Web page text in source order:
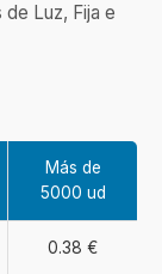
Luz, Fija e
Más de
5000 ud
0.38 €